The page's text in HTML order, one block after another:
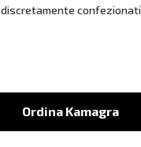
discretamente confezionati
Ordina Kamagra